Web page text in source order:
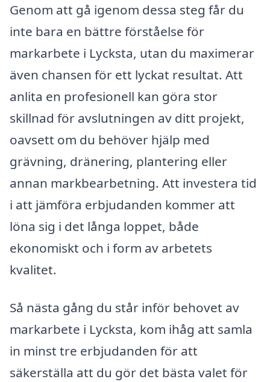
Genom att gå igenom dessa steg får du
inte bara en bättre förståelse för
markarbete i Lycksta, utan du maximerar
även chansen för ett lyckat resultat. Att
anlita en profesionell kan göra stor
skillnad för avslutningen av ditt projekt,
oavsett om du behöver hjälp med
grävning, dränering, plantering eller
annan markbearbetning. Att investera tid
i att jämföra erbjudanden kommer att
löna sig i det långa loppet, både
ekonomiskt och i form av arbetets
kvalitet.
Så nästa gång du står inför behovet av
markarbete i Lycksta, kom ihåg att samla
in minst tre erbjudanden för att
säkerställa att du gör det bästa valet för